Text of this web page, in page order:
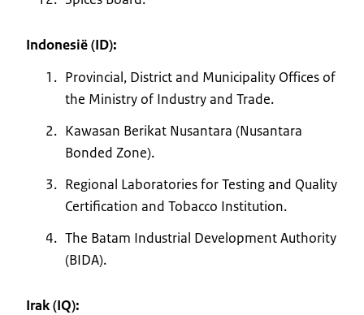
Indonesië (ID):
Provincial, District and Municipality Offices of
the Ministry of Industry and Trade.
Kawasan Berikat Nusantara (Nusantara
Bonded Zone).
Regional Laboratories for Testing and Quality
Certification and Tobacco Institution.
The Batam Industrial Development Authority
(BIDA).
Irak (IQ):